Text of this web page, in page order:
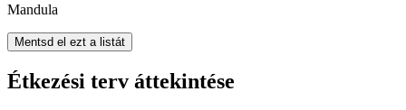
Mandula
Mentsd el ezt a listát
Étkezési terv áttekintése